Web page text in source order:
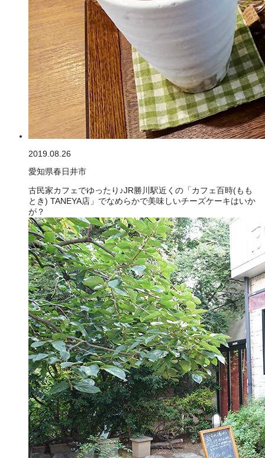
2019.08.26
愛知県春日井市
古民家カフェでゆったり♪JR勝川駅近くの「カフェ百時(もも
とき) TANEYA店」でなめらかで美味しいチーズケーキはいか
が？